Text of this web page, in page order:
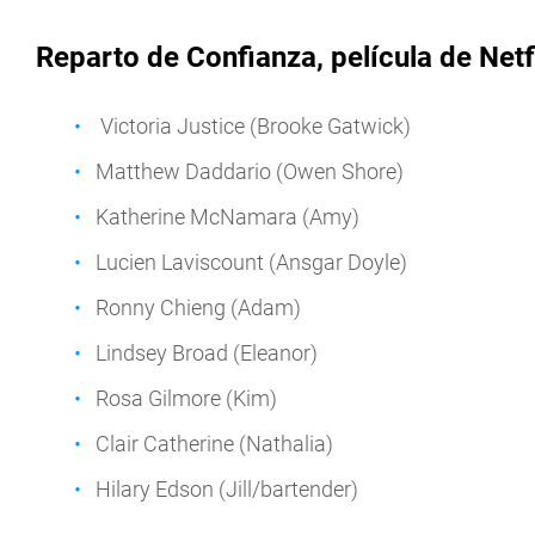
Reparto de Confianza, película de
Victoria Justice (Brooke Gatwick)
Matthew Daddario (Owen Shore)
Katherine McNamara (Amy)
Lucien Laviscount (Ansgar Doyle)
Ronny Chieng (Adam)
Lindsey Broad (Eleanor)
Rosa Gilmore (Kim)
Clair Catherine (Nathalia)
Hilary Edson (Jill/bartender)